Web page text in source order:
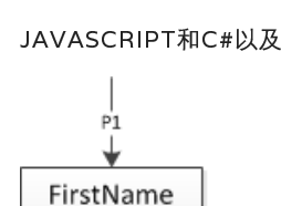
JAVASCRIPT和C#以